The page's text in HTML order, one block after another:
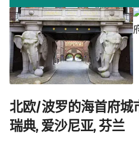
北欧/波罗的海首府城
瑞典, 爱沙尼亚, 芬兰